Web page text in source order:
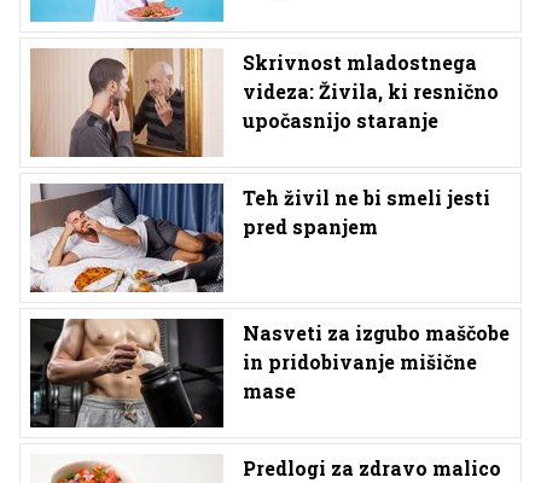
Skrivnost mladostnega
videza: Živila, ki resnično
upočasnijo staranje
Teh živil ne bi smeli jesti
pred spanjem
Nasveti za izgubo maščobe
in pridobivanje mišične
mase
Predlogi za zdravo malico